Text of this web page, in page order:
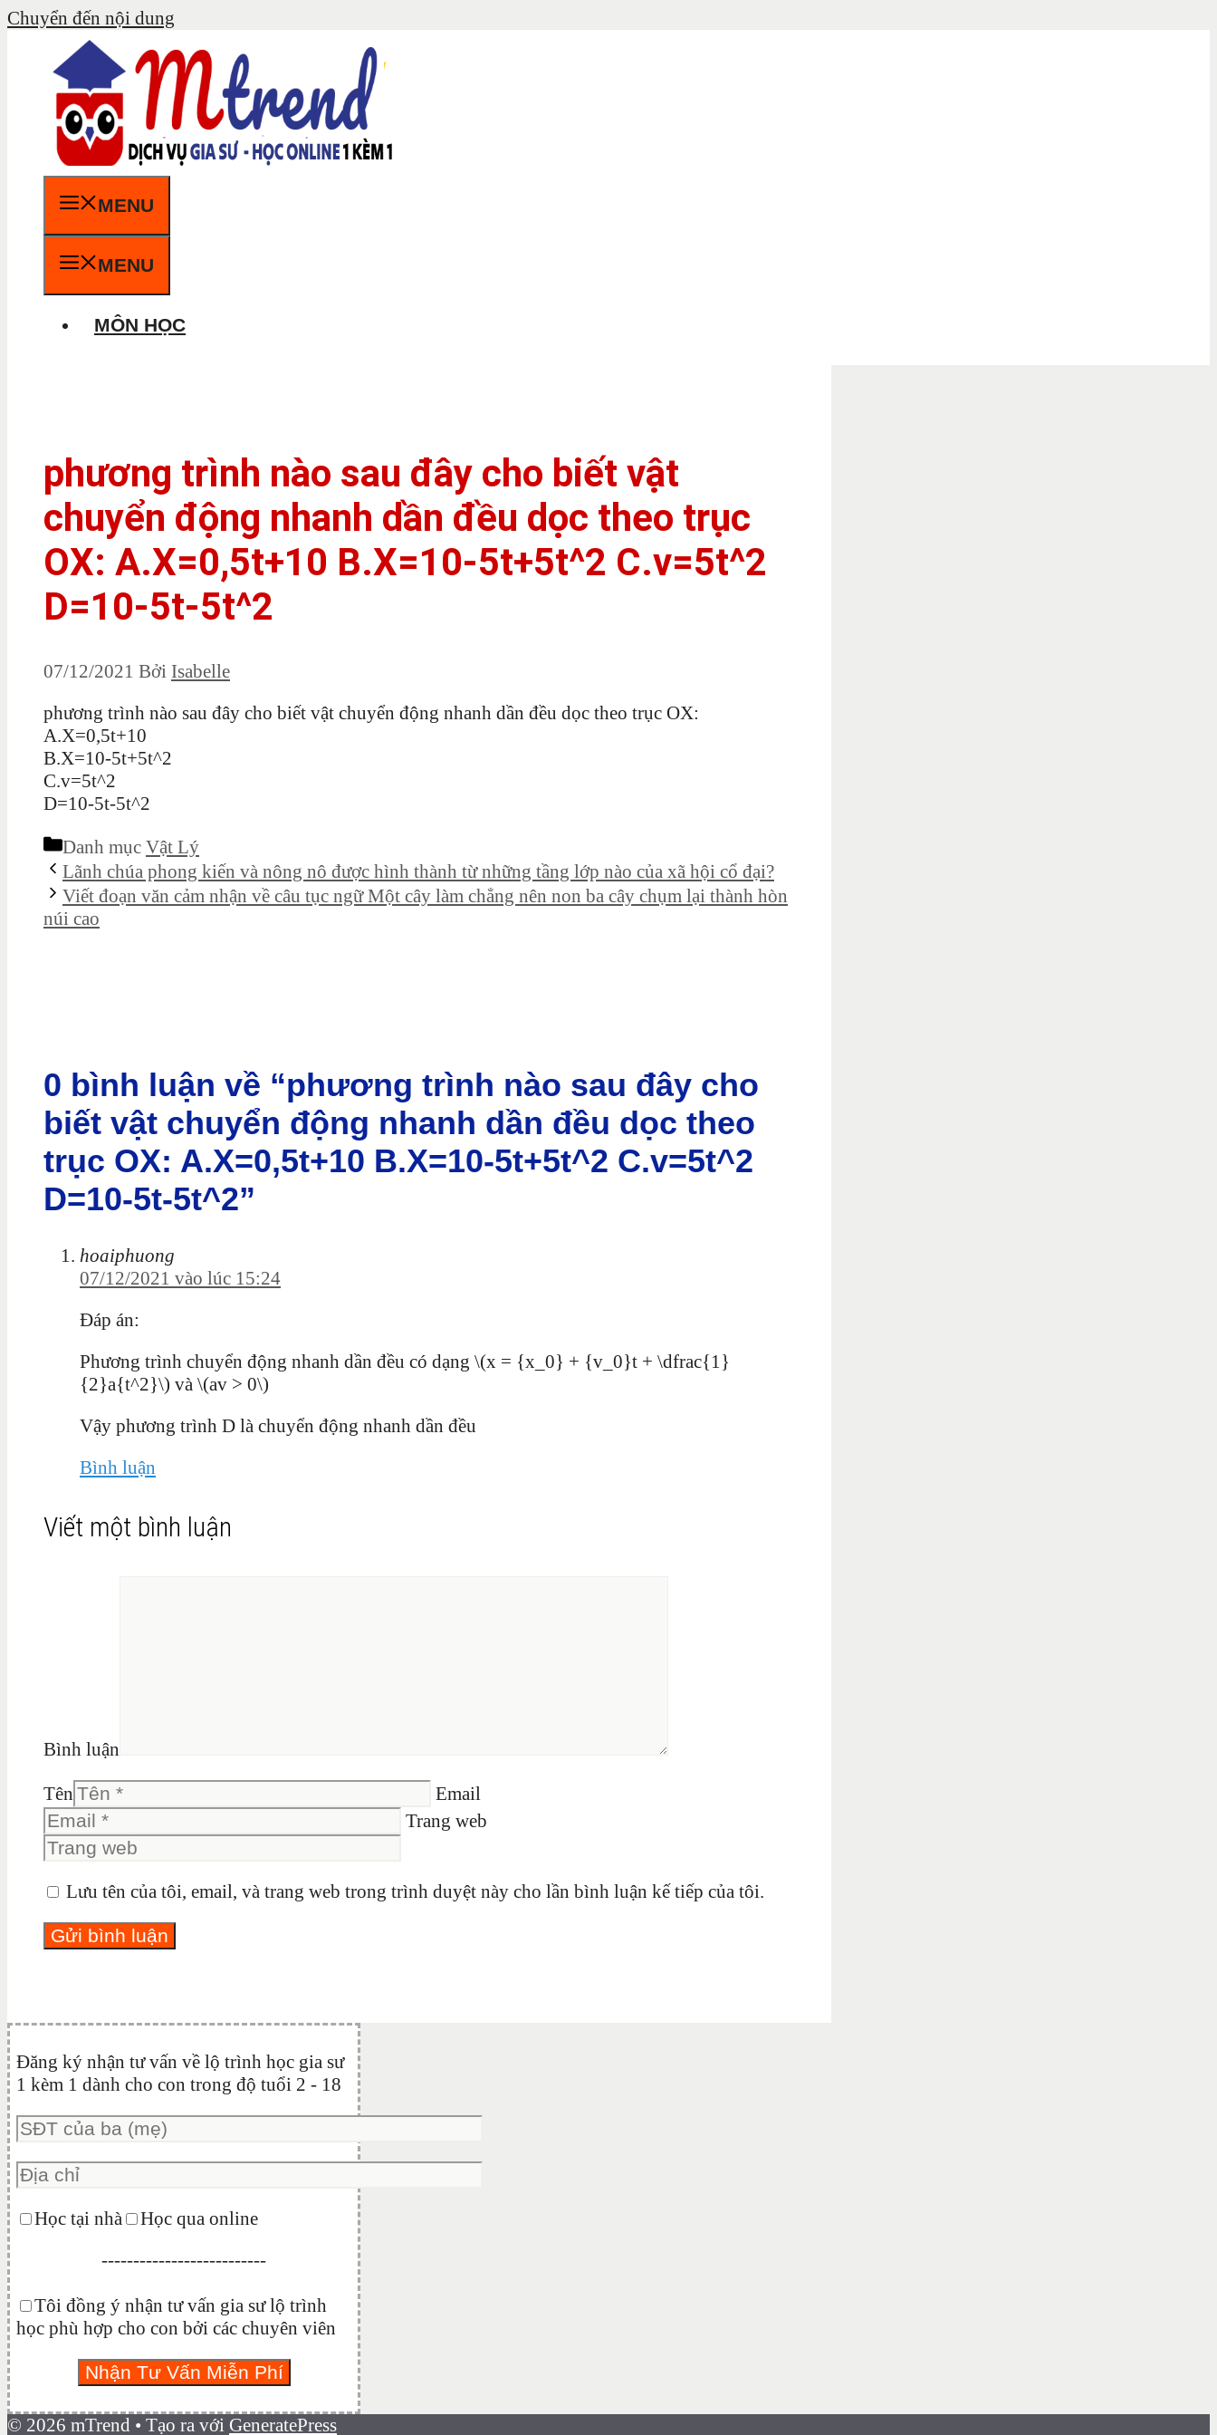
Chuyển đến nội dung
MENU
MENU
MÔN HỌC
phương trình nào sau đây cho biết vật
chuyển động nhanh dần đều dọc theo trục
OX: A.X=0,5t+10 B.X=10-5t+5t^2 C.v=5t^2
D=10-5t-5t^2
07/12/2021 Bởi Isabelle
phương trình nào sau đây cho biết vật chuyển động nhanh dần đều dọc theo trục OX:
A.X=0,5t+10
B.X=10-5t+5t^2
C.v=5t^2
D=10-5t-5t^2
Danh mục Vật Lý
Lãnh chúa phong kiến và nông nô được hình thành từ những tầng lớp nào của xã hội cổ đại?
Viết đoạn văn cảm nhận về câu tục ngữ Một cây làm chẳng nên non ba cây chụm lại thành hòn
núi cao
0 bình luận về “phương trình nào sau đây cho
biết vật chuyển động nhanh dần đều dọc theo
trục OX: A.X=0,5t+10 B.X=10-5t+5t^2 C.v=5t^2
D=10-5t-5t^2”
hoaiphuong
07/12/2021 vào lúc 15:24
Đáp án:
Phương trình chuyển động nhanh dần đều có dạng \(x = {x_0} + {v_0}t + \dfrac{1}
{2}a{t^2}\) và \(av > 0\)
Vậy phương trình D là chuyển động nhanh dần đều
Bình luận
Viết một bình luận
Bình luận
Tên
Email
Trang web
Lưu tên của tôi, email, và trang web trong trình duyệt này cho lần bình luận kế tiếp của tôi.
Đăng ký nhận tư vấn về lộ trình học gia sư
1 kèm 1 dành cho con trong độ tuổi 2 - 18
Học tại nhà
Học qua online
--------------------------
Tôi đồng ý nhận tư vấn gia sư lộ trình
học phù hợp cho con bởi các chuyên viên
© 2026 mTrend • Tạo ra với GeneratePress